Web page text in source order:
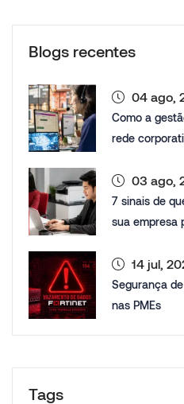
Blogs recentes
04 ago,
Como a
rede
03 ago,
7 sinais de
sua empresa
14 jul,
Segurança
nas PMEs
Tags